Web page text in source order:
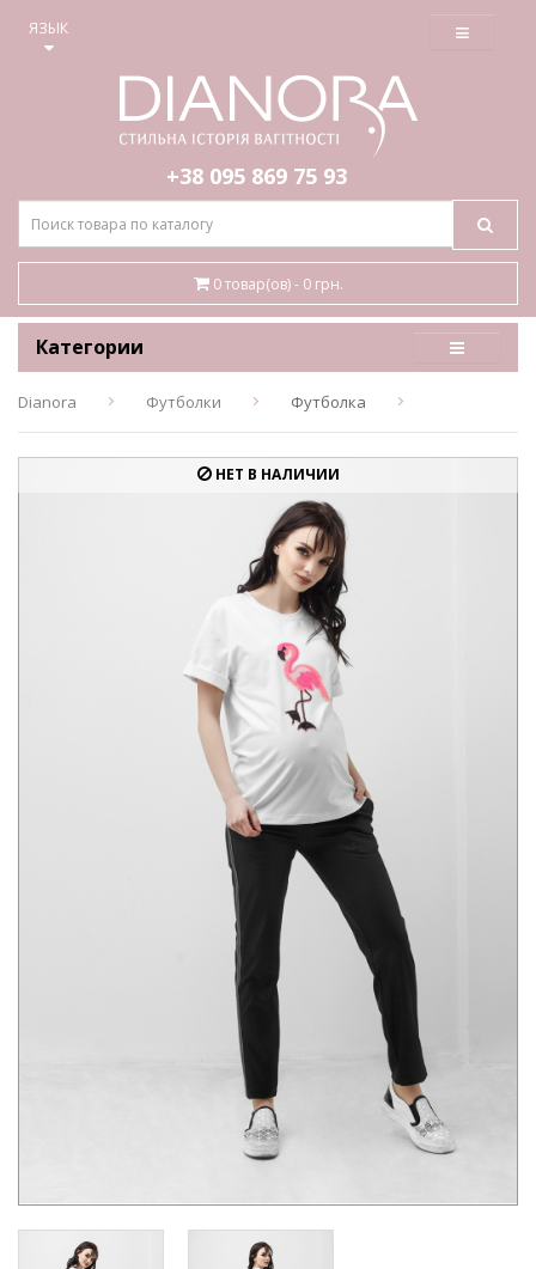
ЯЗЫК ≡
+38 095 869 75 93
0 товар(ов) - 0 грн.
Категории
Dianora Футболки Футболка
НЕТ В НАЛИЧИИ